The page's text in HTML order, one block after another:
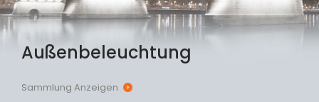
Außenbeleuchtung
Sammlung Anzeigen